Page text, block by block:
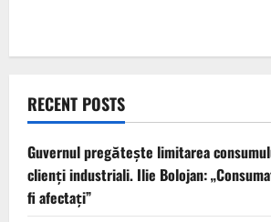
RECENT POSTS
Guvernul pregătește limitarea
clienți industriali. Ilie Bolojan:
fi afectați”